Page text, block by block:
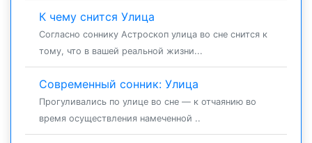
К чему снится Улица
Согласно соннику Астроскоп улица во сне снится к
тому, что в вашей реальной жизни...
Современный сонник: Улица
Прогуливались по улице во сне — к отчаянию во
время осуществления намеченной ..